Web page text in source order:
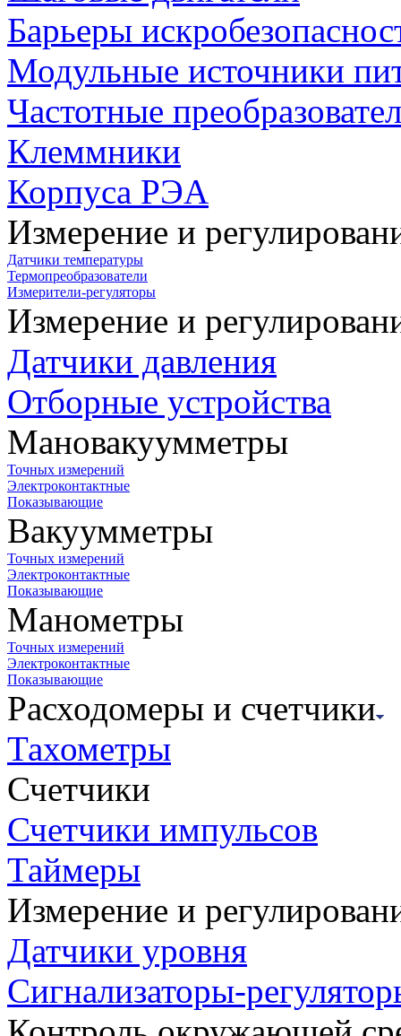
Барьеры
Модульные источники
Частотные
Клеммники
Корпуса РЭА
Измерение и
Датчики температуры
Термопреобразователи
Измерители-регуляторы
Измерение и
Датчики давления
Отборные устройства
Мановакуумметры
Точных измерений
Электроконтактные
Показывающие
Вакуумметры
Точных измерений
Электроконтактные
Показывающие
Манометры
Точных измерений
Электроконтактные
Показывающие
Расходомеры и счетчики
Тахометры
Счетчики
Счетчики импульсов
Таймеры
Измерение и
Датчики уровня
Сигнализаторы-